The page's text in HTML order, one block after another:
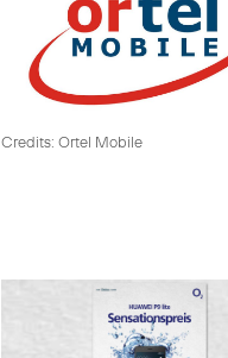
Credits: Ortel Mobile